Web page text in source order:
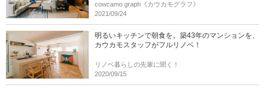
cowcamo graph《カウカモグラフ》
2021/09/24
明るいキッチンで朝食を。築43年のマンションを、
カウカモスタッフがフルリノベ！
リノベ暮らしの先輩に聞く！
2020/09/15